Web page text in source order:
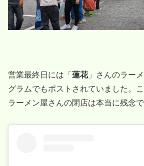
営業最終日には「 蓮花」さんのラー
グラムでもポストされていました。
ラーメン屋さんの閉店は本当に残念で